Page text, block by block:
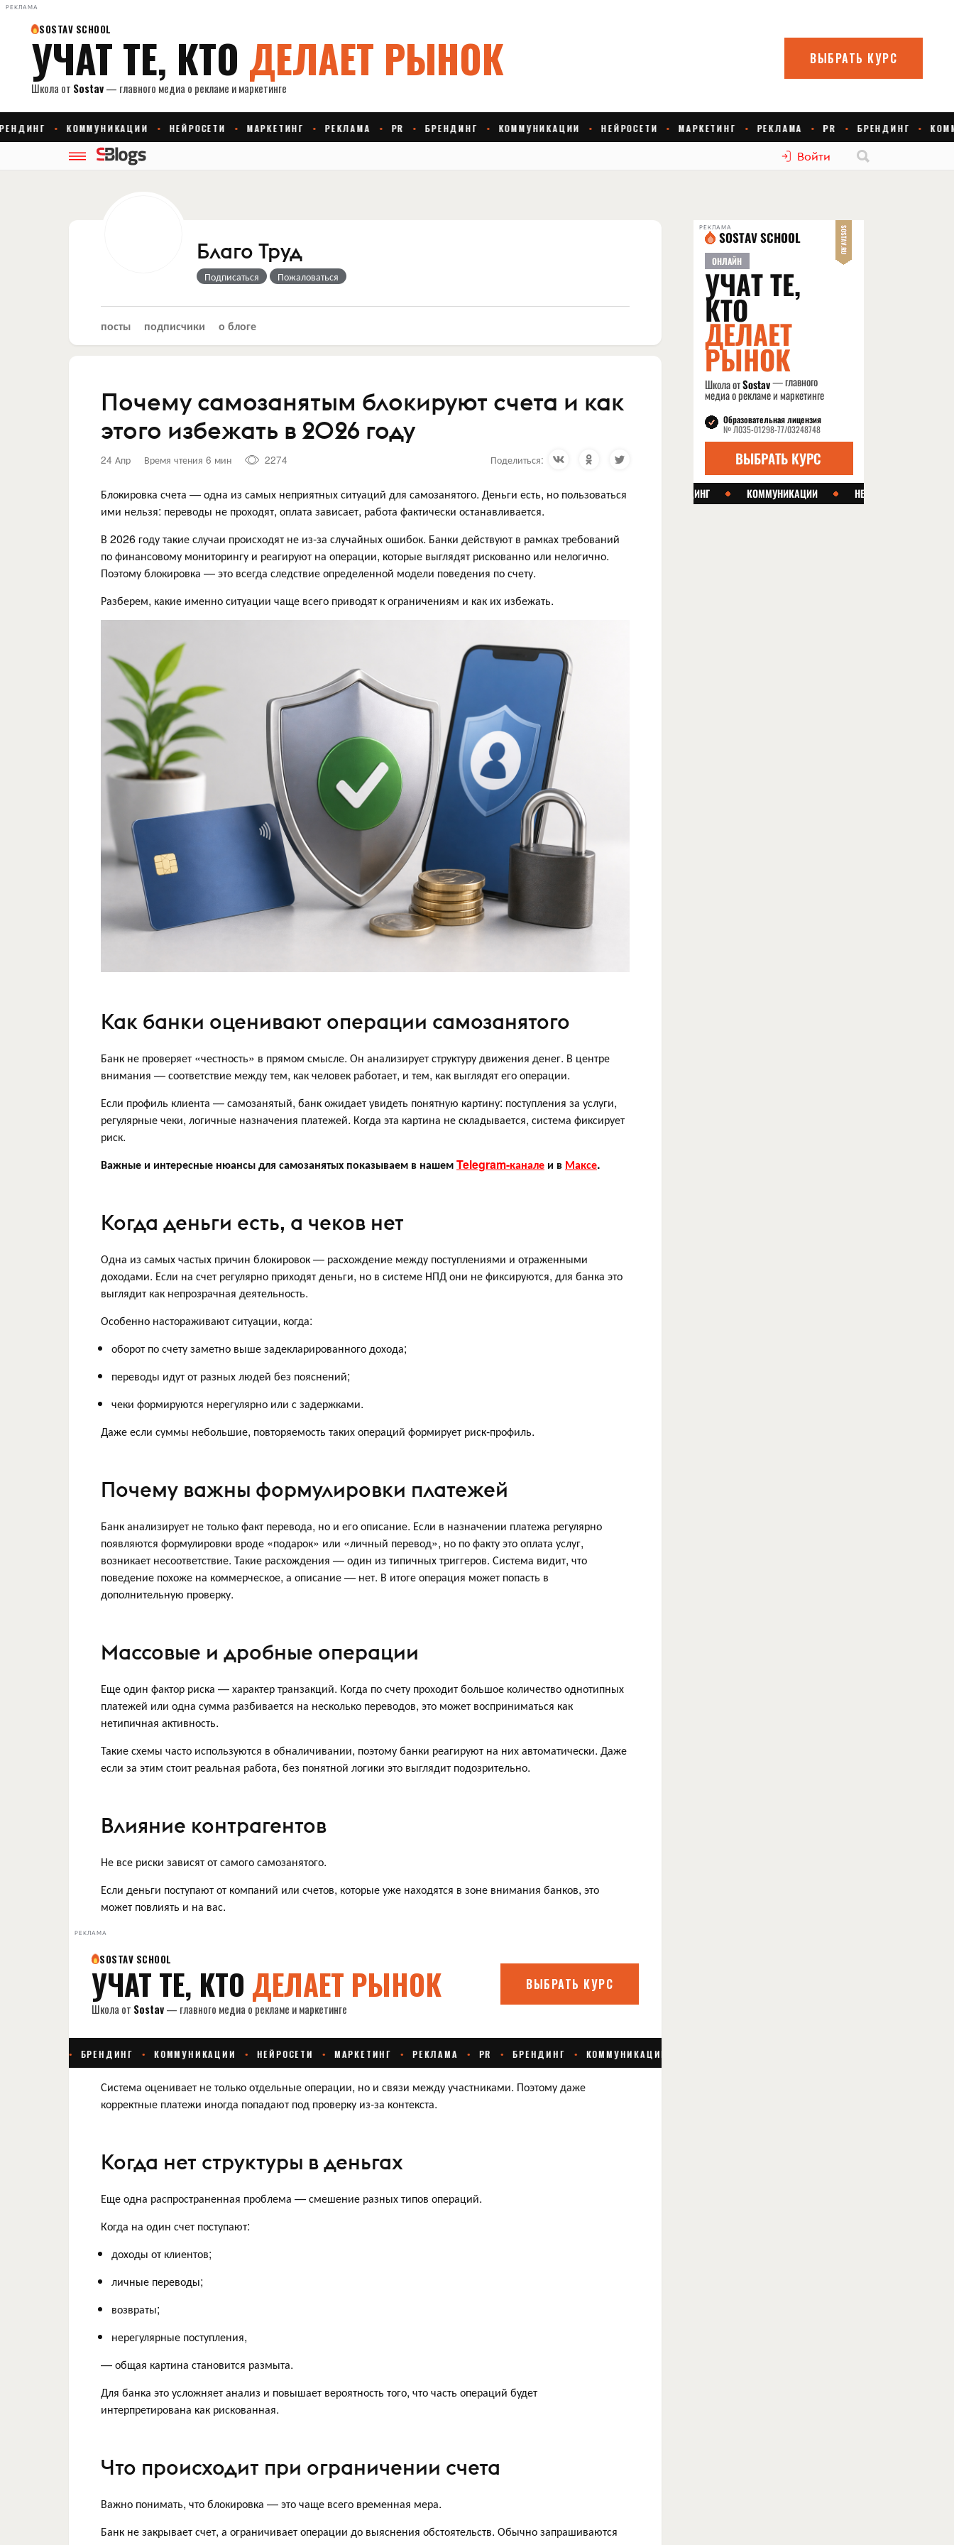
РЕКЛАМА
Войти
Благо Труд
Подписаться Пожаловаться
посты подписчики о блоге
Почему самозанятым блокируют счета и как
этого избежать в 2026 году
24 Апр Время чтения 6 мин 2274 Поделиться:
Блокировка счета — одна из самых неприятных ситуаций для самозанятого. Деньги есть, но пользоваться
ими нельзя: переводы не проходят, оплата зависает, работа фактически останавливается.
В 2026 году такие случаи происходят не из-за случайных ошибок. Банки действуют в рамках требований
по финансовому мониторингу и реагируют на операции, которые выглядят рискованно или нелогично.
Поэтому блокировка — это всегда следствие определенной модели поведения по счету.
Разберем, какие именно ситуации чаще всего приводят к ограничениям и как их избежать.
Как банки оценивают операции самозанятого
Банк не проверяет «честность» в прямом смысле. Он анализирует структуру движения денег. В центре
внимания — соответствие между тем, как человек работает, и тем, как выглядят его операции.
Если профиль клиента — самозанятый, банк ожидает увидеть понятную картину: поступления за услуги,
регулярные чеки, логичные назначения платежей. Когда эта картина не складывается, система фиксирует
риск.
Важные и интересные нюансы для самозанятых показываем в нашемTelegram-канале и в Максе.
Когда деньги есть, а чеков нет
Одна из самых частых причин блокировок — расхождение между поступлениями и отраженными
доходами. Если на счет регулярно приходят деньги, но в системе НПД они не фиксируются, для банка это
выглядит как непрозрачная деятельность.
Особенно настораживают ситуации, когда:
оборот по счету заметно выше задекларированного дохода;
переводы идут от разных людей без пояснений;
чеки формируются нерегулярно или с задержками.
Даже если суммы небольшие, повторяемость таких операций формирует риск-профиль.
Почему важны формулировки платежей
Банк анализирует не только факт перевода, но и его описание. Если в назначении платежа регулярно
появляются формулировки вроде «подарок» или «личный перевод», но по факту это оплата услуг,
возникает несоответствие. Такие расхождения — один из типичных триггеров. Система видит, что
поведение похоже на коммерческое, а описание — нет. В итоге операция может попасть в
дополнительную проверку.
Массовые и дробные операции
Еще один фактор риска — характер транзакций. Когда по счету проходит большое количество однотипных
платежей или одна сумма разбивается на несколько переводов, это может восприниматься как
нетипичная активность.
Такие схемы часто используются в обналичивании, поэтому банки реагируют на них автоматически. Даже
если за этим стоит реальная работа, без понятной логики это выглядит подозрительно.
Влияние контрагентов
Не все риски зависят от самого самозанятого.
Если деньги поступают от компаний или счетов, которые уже находятся в зоне внимания банков, это
может повлиять и на вас.
РЕКЛАМА
Система оценивает не только отдельные операции, но и связи между участниками. Поэтому даже
корректные платежи иногда попадают под проверку из-за контекста.
Когда нет структуры в деньгах
Еще одна распространенная проблема — смешение разных типов операций.
Когда на один счет поступают:
доходы от клиентов;
личные переводы;
возвраты;
нерегулярные поступления,
— общая картина становится размыта.
Для банка это усложняет анализ и повышает вероятность того, что часть операций будет
интерпретирована как рискованная.
Что происходит при ограничении счета
Важно понимать, что блокировка — это чаще всего временная мера.
Банк не закрывает счет, а ограничивает операции до выяснения обстоятельств. Обычно запрашиваются
РЕКЛАМА